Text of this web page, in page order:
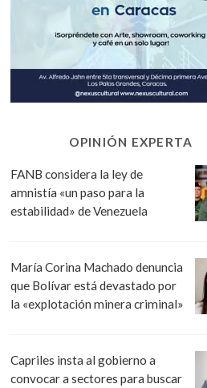
OPINIÓN EXPERTA
FANB considera la ley de
amnistía «un paso para la
estabilidad» de Venezuela
María Corina Machado denuncia
que Bolívar está devastado por
la «explotación minera criminal»
Capriles insta al gobierno a
convocar a sectores para buscar